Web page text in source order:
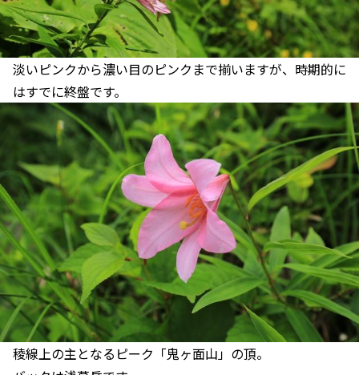
淡いピンクから濃い目のピンクまで揃いますが、時期的に
はすでに終盤です。
稜線上の主となるピーク「鬼ヶ面山」の頂。